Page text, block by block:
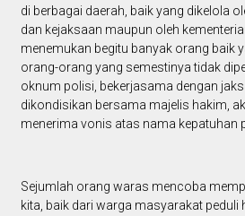
di berbagai daerah, baik yang dikelola
dan kejaksaan maupun oleh
menemukan begitu banyak orang baik
orang-orang yang semestinya tidak
oknum polisi, bekerjasama dengan
dikondisikan bersama majelis hakim,
menerima vonis atas nama kepatuhan
Sejumlah orang waras mencoba
kita, baik dari warga masyarakat peduli